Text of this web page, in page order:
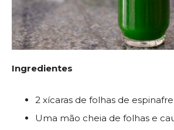
Ingredientes
2 xícaras de folhas de espinafre
Uma mão cheia de folhas e